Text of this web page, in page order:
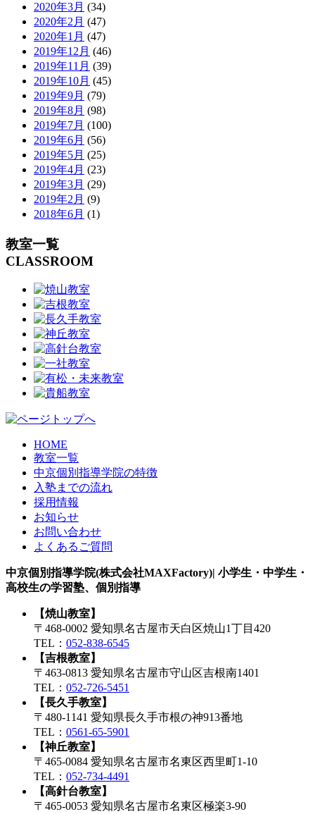
2020年3月 (34)
2020年2月 (47)
2020年1月 (47)
2019年12月 (46)
2019年11月 (39)
2019年10月 (45)
2019年9月 (79)
2019年8月 (98)
2019年7月 (100)
2019年6月 (56)
2019年5月 (25)
2019年4月 (23)
2019年3月 (29)
2019年2月 (9)
2018年6月 (1)
教室一覧
CLASSROOM
HOME
教室一覧
中京個別指導学院の特徴
入塾までの流れ
採用情報
お知らせ
お問い合わせ
よくあるご質問
中京個別指導学院(株式会社MAXFactory)| 小学生・中学生・
高校生の学習塾、個別指導
【焼山教室】
〒468-0002 愛知県名古屋市天白区焼山1丁目420
TEL： 052-838-6545
【吉根教室】
〒463-0813 愛知県名古屋市守山区吉根南1401
TEL： 052-726-5451
【長久手教室】
〒480-1141 愛知県長久手市根の神913番地
TEL： 0561-65-5901
【神丘教室】
〒465-0084 愛知県名古屋市名東区西里町1-10
TEL： 052-734-4491
【高針台教室】
〒465-0053 愛知県名古屋市名東区極楽3-90